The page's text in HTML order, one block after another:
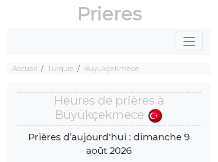
Prieres
Accueil Turquie Büyükçekmece
Heures de prières à
Büyükçekmece
Prières d’aujourd'hui : dimanche 9
août 2026